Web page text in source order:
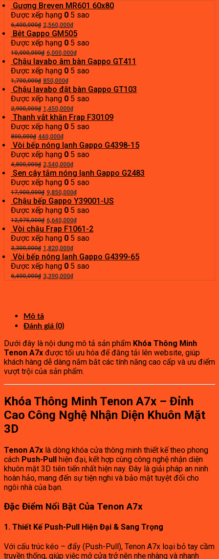
Gương Breven MR601 60x80
Được xếp hạng 0 5 sao
6,400,000₫ Giá
gốc
là:
6,400,000₫.
2,560,000₫Giá
hiện
tại
là:
2,560,000₫.
Bệt Gappo GM505
Được xếp hạng 0 5 sao
10,000,000₫ Giá
gốc
là:
10,000,000₫.
6,000,000₫Giá
hiện
tại
6,000,000₫.
Chậu lavabo âm bàn Gappo GT411
Được xếp hạng 0 5 sao
1,700,000₫ Giá
gốc
là:
1,700,000₫.
850,000₫Giá
hiện
tại
là:
850,000₫.
Chậu lavabo đặt bàn Gappo GT103
Được xếp hạng 0 5 sao
2,900,000₫ Giá
gốc
là:
2,900,000₫.
1,450,000₫Giá
hiện
tại
1,450,000₫.
Thanh vắt khăn Frap F30109
Được xếp hạng 0 5 sao
800,000₫ Giá
gốc
là:
800,000₫.
440,000₫Giá
hiện
tại
là:
440,000₫.
Vòi bếp nóng lạnh Gappo G4398-15
Được xếp hạng 0 5 sao
4,800,000₫ Giá
gốc
là:
4,800,000₫.
2,540,000₫Giá
hiện
tại
là:
2,540,000₫.
Sen cây tắm nóng lạnh Gappo G2483
Được xếp hạng 0 5 sao
17,900,000₫ Giá
gốc
là:
17,900,000₫.
9,850,000₫Giá
hiện
tại
là:
9,850,000₫.
Chậu bếp Gappo Y39001-US
Được xếp hạng 0 5 sao
12,075,000₫ Giá
gốc
là:
12,075,000₫.
6,640,000₫Giá
hiện
tại
6,640,000₫.
Vòi chậu Frap F1061-2
Được xếp hạng 0 5 sao
3,300,000₫ Giá
gốc
là:
3,300,000₫.
1,820,000₫Giá
hiện
tại
là:
Vòi bếp nóng lạnh Gappo G4399-65
Được xếp hạng 0 5 sao
6,400,000₫ Giá
3,390,000₫Giá
Mô tả
Đánh giá (0)
Dưới đây là nội dung mô tả sản phẩm Khóa Thông Minh
Tenon A7x được tối ưu hóa để đăng tải lên website, giúp
khách hàng dễ dàng nắm bắt các tính năng cao cấp và ưu điểm
vượt trội của sản phẩm.
Khóa Thông Minh Tenon A7x – Đỉnh
Cao Công Nghệ Nhận Diện Khuôn Mặt
3D
Tenon A7x là dòng khóa cửa thông minh thiết kế theo phong
cách Push-Pull hiện đại, kết hợp cùng công nghệ nhận diện
khuôn mặt 3D tiên tiến nhất hiện nay. Đây là giải pháp an ninh
hoàn hảo, mang đến sự tiện nghi và bảo mật tuyệt đối cho
ngôi nhà của bạn.
Đặc Điểm Nổi Bật Của Tenon A7x
1. Thiết Kế Push-Pull Hiện Đại & Sang Trọng
Với cấu trúc kéo – đẩy (Push-Pull), Tenon A7x loại bỏ tay cầm
truyền thống, giúp việc mở cửa trở nên nhẹ nhàng và nhanh